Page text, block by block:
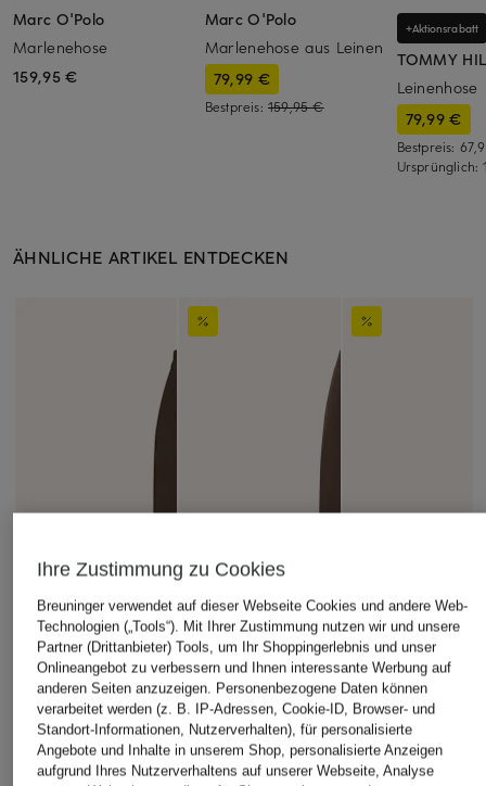
Marc O'Polo
Marlenehose
159,95 €
Marc O'Polo
Marlenehose aus Leinen
79,99 €
Bestpreis: 159,95 €
+Aktionsrabatt
TOMMY
Leinenhose
79,99 €
Bestpreis:
Ursprünglich:
ÄHNLICHE ARTIKEL ENTDECKEN
Ihre Zustimmung zu Cookies
Breuninger verwendet auf dieser Webseite Cookies und andere Web-
Technologien („Tools“). Mit Ihrer Zustimmung nutzen wir und unsere
Partner (Drittanbieter) Tools, um Ihr Shoppingerlebnis und unser
Onlineangebot zu verbessern und Ihnen interessante Werbung auf
anderen Seiten anzuzeigen. Personenbezogene Daten können
verarbeitet werden (z. B. IP-Adressen, Cookie-ID, Browser- und
Standort-Informationen, Nutzerverhalten), für personalisierte
Angebote und Inhalte in unserem Shop, personalisierte Anzeigen
aufgrund Ihres Nutzerverhaltens auf unserer Webseite, Analyse